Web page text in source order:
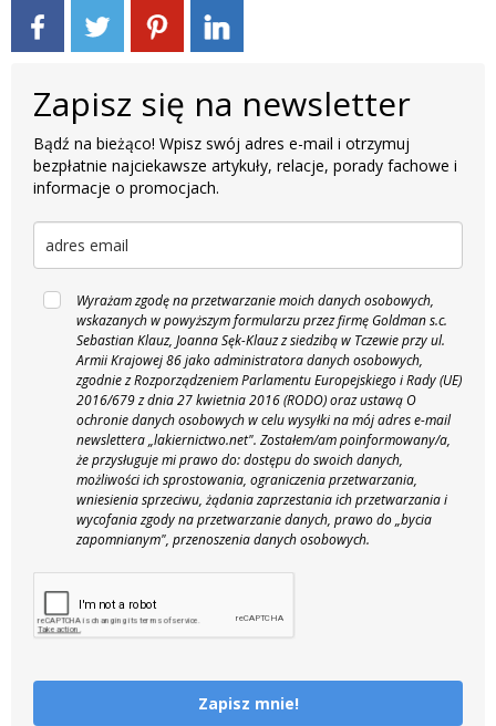
Zapisz się na newsletter
Bądź na bieżąco! Wpisz swój adres e-mail i otrzymuj
bezpłatnie najciekawsze artykuły, relacje, porady fachowe i
informacje o promocjach.
Wyrażam zgodę na przetwarzanie moich danych osobowych,
wskazanych w powyższym formularzu przez firmę Goldman s.c.
Sebastian Klauz, Joanna Sęk-Klauz z siedzibą w Tczewie przy ul.
Armii Krajowej 86 jako administratora danych osobowych,
zgodnie z Rozporządzeniem Parlamentu Europejskiego i Rady (UE)
2016/679 z dnia 27 kwietnia 2016 (RODO) oraz ustawą O
ochronie danych osobowych w celu wysyłki na mój adres e-mail
newslettera „lakiernictwo.net". Zostałem/am poinformowany/a,
że przysługuje mi prawo do: dostępu do swoich danych,
możliwości ich sprostowania, ograniczenia przetwarzania,
wniesienia sprzeciwu, żądania zaprzestania ich przetwarzania i
wycofania zgody na przetwarzanie danych, prawo do „bycia
zapomnianym", przenoszenia danych osobowych.
Zapisz mnie!